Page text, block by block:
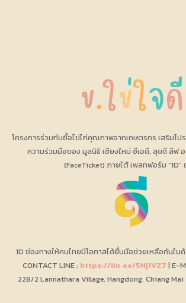
โครงการร่วมกันซื้อไข่ไก่คุณภาพจากเกษตรกร เสริมโป
ความร่วมมือของ มูลนิธิ เชียงใหม่ ซีเอดี, สุขดี ลีฟ อ
(FaceTicket) ภายใต้ เพลทฟอร์ม “1D”
1D ช่องทางให้คนไทยมีโอกาสได้ยื่นมือช่วยเหลือกันใน
CONTACT LINE : https://lin.ee/5Nj1VZ7 | E-
228/2 Lannathara Village, Hangdong, Chiang